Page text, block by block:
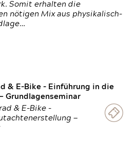
Somit erhalten die
nötigen Mix aus physikalisch-
& E-Bike - Einführung in die
Grundlagenseminar
& E-Bike -
—